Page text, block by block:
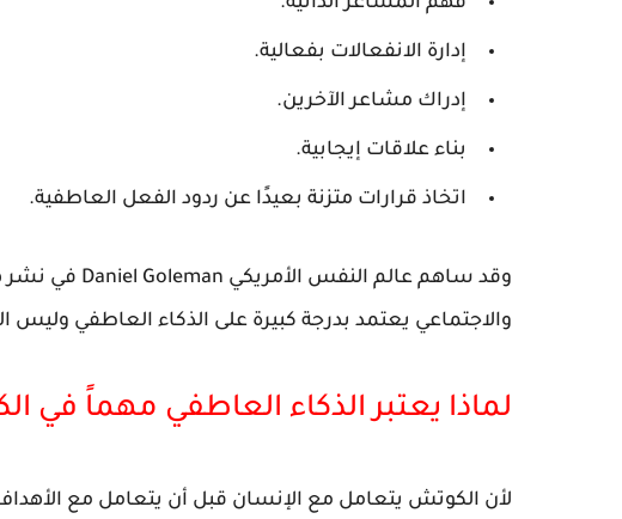
إدارة الانفعالات بفعالية.
إدراك مشاعر الآخرين.
بناء علاقات إيجابية.
اتخاذ قرارات متزنة بعيدًا عن ردود الفعل العاطفية.
وقد ساهم عالم النفس الأمريكي Daniel Goleman في نشر
والاجتماعي يعتمد بدرجة كبيرة على الذكاء العاطفي وليس
لماذا يعتبر الذكاء العاطفي مهماً في
لأن الكوتش يتعامل مع الإنسان قبل أن يتعامل مع